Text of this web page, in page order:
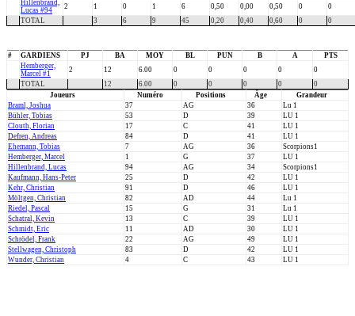
Hillenbrand,
Lucas #94
2 1 0 1 6 0,50 0,00 0,50 0
0
TOTAL
3 6 9 45 0,20 0,40 0,60 0 0
# GARDIENS PJ BA MOY BL PUN B A
PTS
Hemberger,
Marcel #1
2 12 6.00 0 0 0 0
0
TOTAL
12 6.00 0 0 0 0
0
Joueurs
Numéro Positions Âge
Grandeur
Braml, Joshua
37 AG 36
Lu 1
Bühler, Tobias
53 D 39
LU 1
Clouth, Florian
17 C 41
LU 1
Defren, Andreas
84 D 41
LU 1
Ehemann, Tobias
7 AG 36
Scorpions1
Hemberger, Marcel
1 G 37
LU 1
Hillenbrand, Lucas
94 AG 34
Scorpions1
Kaufmann, Hans-Peter
25 D 42
LU 1
Kehr, Christian
91 D 46
LU 1
Möltgen, Christian
82 AD 44
Lu 1
Riedel, Pascal
15 G 31
Lu 1
Schatral, Kevin
13 C 39
LU 1
Schmidt, Eric
11 AD 30
LU 1
Schrödel, Frank
22 AG 49
LU 1
Stellwagen, Christoph
83 D 42
LU 1
Wunder, Christian
4 C 43 LU 1